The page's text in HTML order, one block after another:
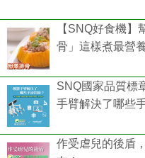
【SNQ好食機
骨」這樣煮最營
SNQ國家品質標
手臂解決了哪些
作受虐兒的後盾